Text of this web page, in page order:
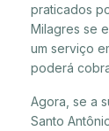
praticados
Milagres se
um serviço
poderá
Agora, se a
Santo